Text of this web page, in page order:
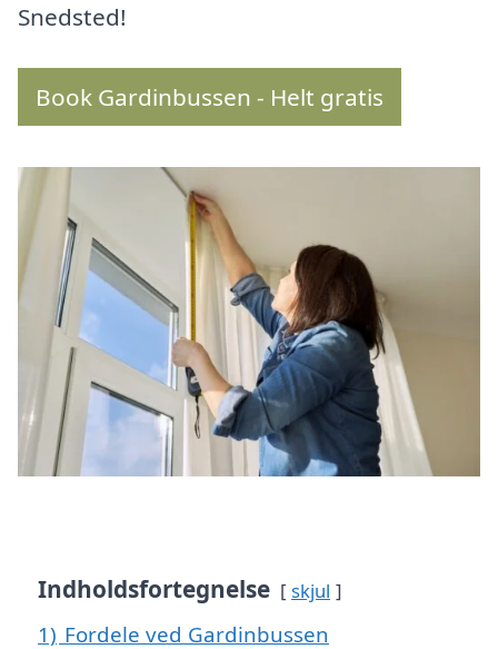
Snedsted!
Book Gardinbussen - Helt gratis
Indholdsfortegnelse skjul
1) Fordele ved Gardinbussen